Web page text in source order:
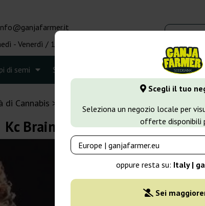
Scegli il tuo
Seleziona un negozio locale per
offerte disponibili
oppure resta su: Italy |
Sei
- Venerdì / 10:00 - 16:00
di semi Seedbank Tipi di marijuana Altro
di Cannabis
Brains